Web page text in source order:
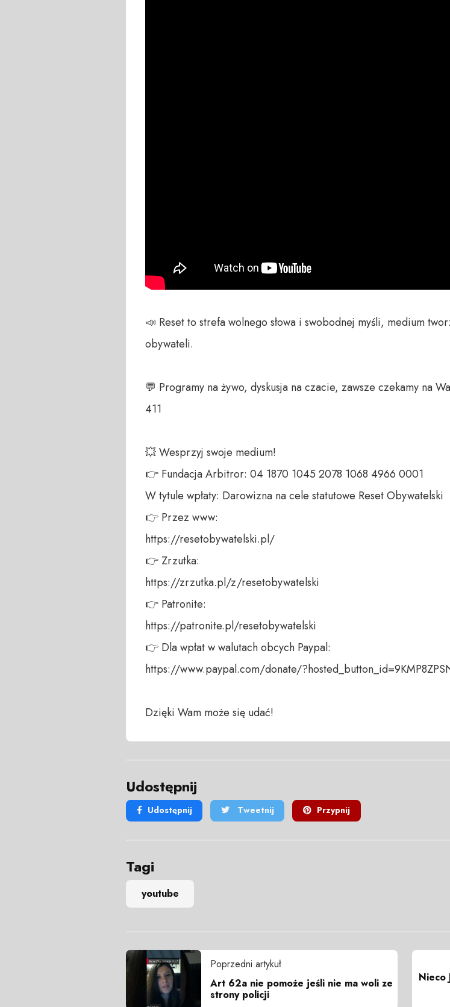
📣 Reset to strefa wolnego słowa i swobodnej myśli, medium
obywateli.
💬 Programy na żywo, dyskusja na czacie, zawsze czekamy na
411
💥 Wesprzyj swoje medium!
👉 Fundacja Arbitror: 04 1870 1045 2078 1068 4966 0001
W tytule wpłaty: Darowizna na cele statutowe Reset Obywatelski
👉 Przez www:
https://resetobywatelski.pl/
👉 Zrzutka:
https://zrzutka.pl/z/resetobywatelski
👉 Patronite:
https://patronite.pl/resetobywatelski
👉 Dla wpłat w walutach obcych Paypal:
https://www.paypal.com/donate/
Dzięki Wam może się udać!
Udostępnij
Udostępnij Tweetnij Przypnij
Tagi
youtube
Poprzedni artykuł
Art 62a nie pomoże jeśli nie ma woli ze
strony policji
Nieco